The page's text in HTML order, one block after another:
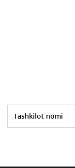
Tashkilot nomi